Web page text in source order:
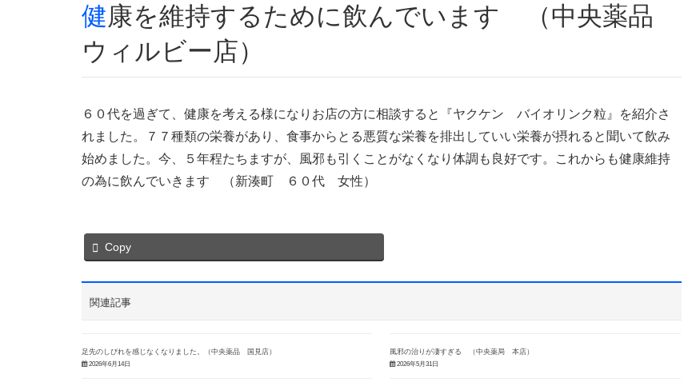
健康を維持するために飲んでいます （中央薬品
ウィルビー店）
６０代を過ぎて、健康を考える様になりお店の方に相談すると『ヤクケン バイオリンク粒』を紹介さ
れました。７７種類の栄養があり、食事からとる悪質な栄養を排出していい栄養が摂れると聞いて飲み
始めました。今、５年程たちますが、風邪も引くことがなくなり体調も良好です。これからも健康維持
の為に飲んでいきます （新湊町 ６０代 女性）
Copy
関連記事
足先のしびれを感じなくなりました。（中央薬品 国見店）
2026年6月14日
風邪の治りが凄すぎる （中央薬局 本店）
2026年5月31日